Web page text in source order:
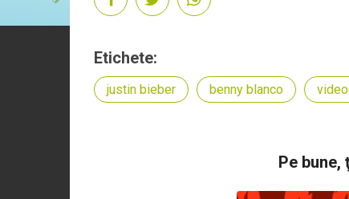
Etichete:
justin bieber benny blanco
Pe bune,